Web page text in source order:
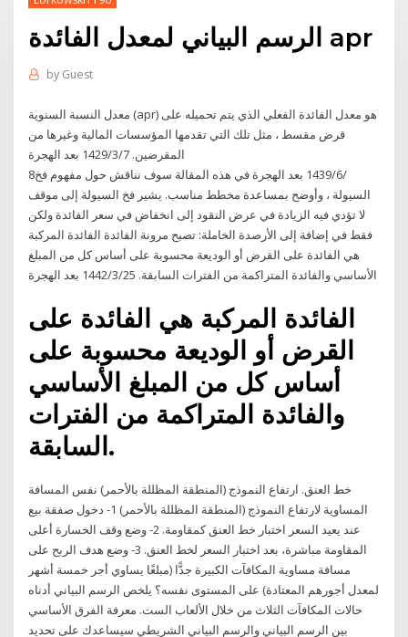
الرسم البياني لمعدل الفائدة apr
by Guest
معدل النسبة السنوية (apr) هو معدل الفائدة الفعلي الذي يتم تحميله على
قرض مقسط ، مثل تلك التي تقدمها المؤسسات المالية وغيرها من
المقرضين. 7‏‏/3‏‏/1429 بعد الهجرة
8‏‏/6‏‏/1439 بعد الهجرة في هذه المقالة سوف نناقش حول مفهوم فخ
السيولة ، وأوضح بمساعدة مخطط مناسب. يشير فخ السيولة إلى موقف
لا تؤدي فيه الزيادة في عرض النقود إلى انخفاض في سعر الفائدة ولكن
فقط في إضافة إلى الأرصدة الخاملة: تصبح مرونة الفائدة الفائدة المركبة
هي الفائدة على القرض أو الوديعة محسوبة على أساس كل من المبلغ
الأساسي والفائدة المتراكمة من الفترات السابقة. 25‏‏/3‏‏/1442 بعد الهجرة
الفائدة المركبة هي الفائدة على
القرض أو الوديعة محسوبة على
أساس كل من المبلغ الأساسي
والفائدة المتراكمة من الفترات
السابقة.
خط العنق. ارتفاع النموذج (المنطقة المظللة بالأحمر) نفس المسافة
المساوية لارتفاع النموذج (المنطقة المظللة بالأحمر) 1- دخول صفقة بيع
عند يعيد السعر اختبار خط العنق كمقاومة. 2- وضع وقف الخسارة أعلى
المقاومة مباشرة، بعد اختبار السعر لخط العنق. 3- وضع هدف الربح على
مسافة مساوية المكافآت الكبيرة جدًّا (مبلغًا يساوي أجر خمسة أشهر
لمعدل أجورهم المعتادة) على المستوى نفسه؟ يلخص الرسم البياني أدناه
حالات المكافآت الثلاث من خلال الألعاب الست. معرفة الفرق الأساسي
بين الرسم البياني والرسم البياني الشريطي سيساعدك على تحديد